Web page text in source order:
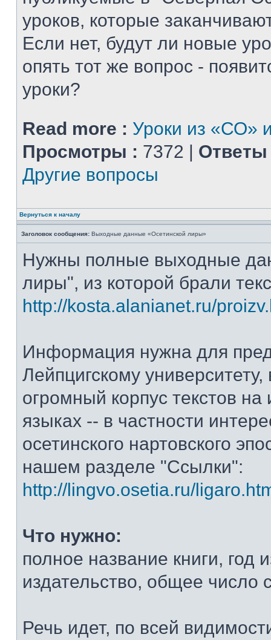
уроков, которые
Если нет, будут ли новые
опять тот же вопрос -
уроки?
Read more : Уроки из «СО»
Просмотры : 7372 | Ответы
Другие вопросы
Вернуться к началу
Заголовок сообщения: Выходные данные «Осетинской лиры»
Нужны полные выходные
лиры", из которой брали
http://kosta.alanianet.ru/
Информация нужна для
Лейпцигскому
огромный корпус текстов на
языках -- в частности
осетинского нартовского
нашем разделе "Ссылки":
http://lingvo.osetia.ru/
Что нужно:
полное название книги, год
издательство, общее число
Речь идет, по всей